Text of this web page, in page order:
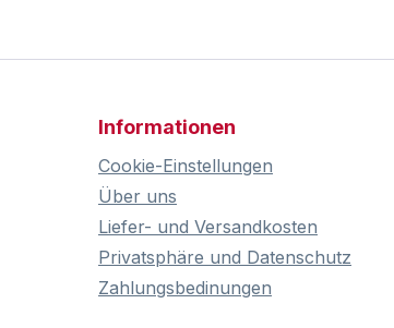
Informationen
Cookie-Einstellungen
Über uns
Liefer- und Versandkosten
Privatsphäre und Datenschutz
Zahlungsbedinungen